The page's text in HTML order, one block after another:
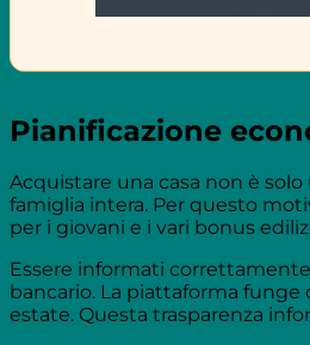
Pianificazione
Acquistare una casa non è
famiglia intera. Per questo
per i giovani e i vari bonus
Essere informati
bancario. La piattaforma
estate. Questa trasparenza